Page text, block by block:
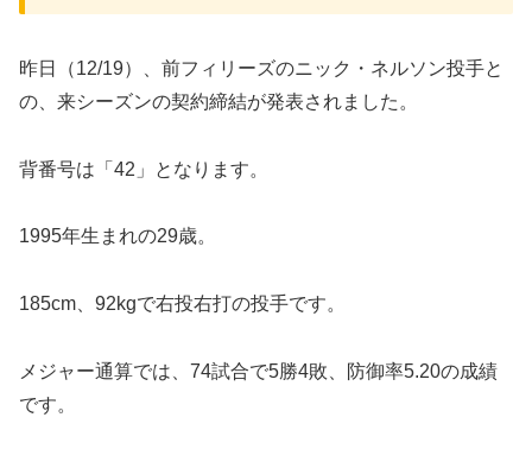
昨日（12/19）、前フィリーズのニック・ネルソン投手と
の、来シーズンの契約締結が発表されました。
背番号は「42」となります。
1995年生まれの29歳。
185cm、92kgで右投右打の投手です。
メジャー通算では、74試合で5勝4敗、防御率5.20の成績
です。